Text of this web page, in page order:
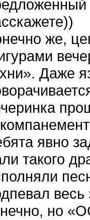
же,
Даже
явно
такого
весь
но